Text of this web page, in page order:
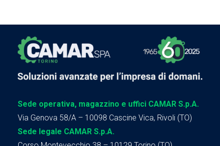
Sede operativa, magazzino e uffici CAMAR S.p.A.
Via Genova 58/A – 10098 Cascine Vica, Rivoli (TO)
Sede legale CAMAR S.p.A.